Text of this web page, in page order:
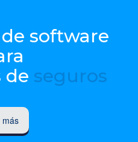
software
de seguros
más